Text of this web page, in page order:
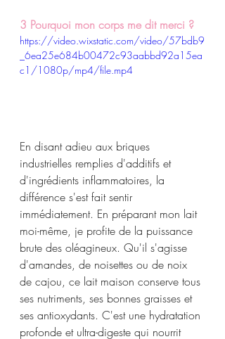
3 Pourquoi mon corps me dit merci ?
https://video.wixstatic.com/video/57bdb9
_6ea25e684b00472c93aabbd92a15ea
c1/1080p/mp4/file.mp4
En disant adieu aux briques
industrielles remplies d'additifs et
d'ingrédients inflammatoires, la
différence s'est fait sentir
immédiatement. En préparant mon lait
moi-même, je profite de la puissance
brute des oléagineux. Qu'il s'agisse
d'amandes, de noisettes ou de noix
de cajou, ce lait maison conserve tous
ses nutriments, ses bonnes graisses et
ses antioxydants. C'est une hydratation
profonde et ultra-digeste qui nourrit